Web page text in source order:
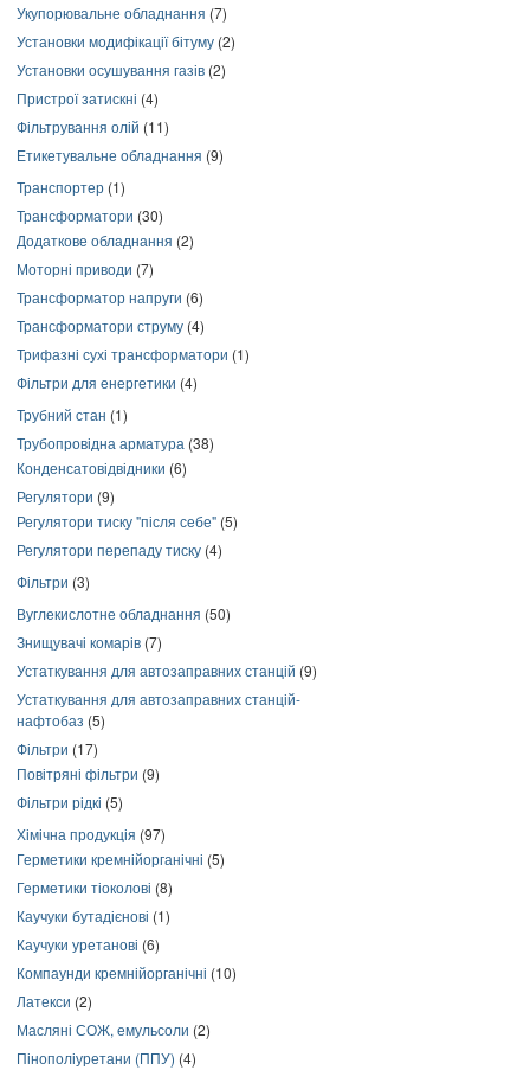
Укупорювальне обладнання (7)
Установки модифікації бітуму (2)
Установки осушування газів (2)
Пристрої затискні (4)
Фільтрування олій (11)
Етикетувальне обладнання (9)
Транспортер (1)
Трансформатори (30)
Додаткове обладнання (2)
Моторні приводи (7)
Трансформатор напруги (6)
Трансформатори струму (4)
Трифазні сухі трансформатори (1)
Фільтри для енергетики (4)
Трубний стан (1)
Трубопровідна арматура (38)
Конденсатовідвідники (6)
Регулятори (9)
Регулятори тиску "після себе" (5)
Регулятори перепаду тиску (4)
Фільтри (3)
Вуглекислотне обладнання (50)
Знищувачі комарів (7)
Устаткування для автозаправних станцій (9)
Устаткування для автозаправних станцій-
нафтобаз (5)
Фільтри (17)
Повітряні фільтри (9)
Фільтри рідкі (5)
Хімічна продукція (97)
Герметики кремнійорганічні (5)
Герметики тіоколові (8)
Каучуки бутадієнові (1)
Каучуки уретанові (6)
Компаунди кремнійорганічні (10)
Латекси (2)
Масляні СОЖ, емульсоли (2)
Пінополіуретани (ППУ) (4)